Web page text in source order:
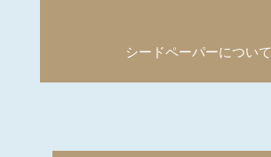
シードペーパーについて